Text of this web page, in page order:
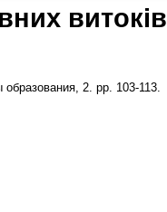
витоків
образования, 2. pp. 103-113.